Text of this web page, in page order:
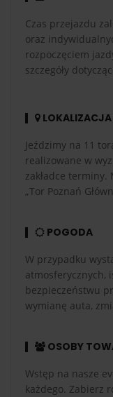
Czas przejazdu
oraz
rozpoczęciem
szczegóły
Jeździmy na 11
realizowane w
zakładce terminy.
„Tor Poznań
POGODA
W przypadku
atmosferycznych,
bezpieczeństwu
wymianę auta,
OSOBY
Wstęp na nasze
każdego. Zabierz